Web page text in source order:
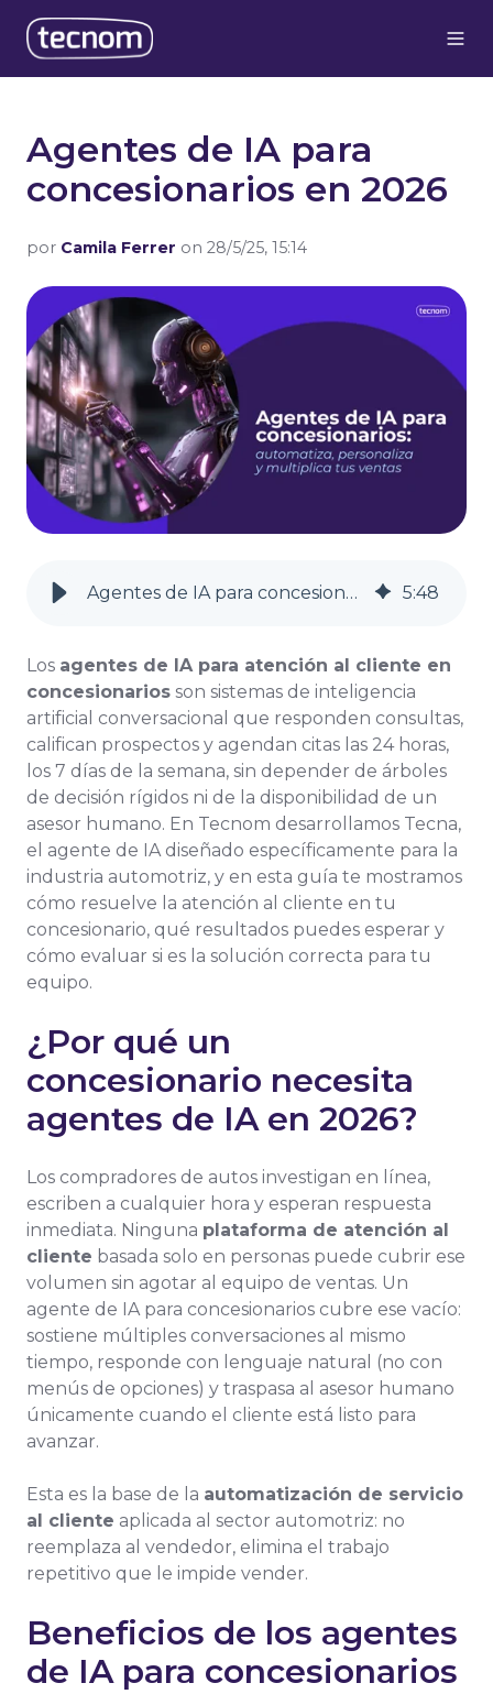
Agentes de IA para
concesionarios en 2026
por Camila Ferrer on 28/5/25, 15:14
Agentes de IA para concesionarios en 2026 5:48
Los agentes de IA para atención al cliente en
concesionarios son sistemas de inteligencia
artificial conversacional que responden consultas,
califican prospectos y agendan citas las 24 horas,
los 7 días de la semana, sin depender de árboles
de decisión rígidos ni de la disponibilidad de un
asesor humano. En Tecnom desarrollamos Tecna,
el agente de IA diseñado específicamente para la
industria automotriz, y en esta guía te mostramos
cómo resuelve la atención al cliente en tu
concesionario, qué resultados puedes esperar y
cómo evaluar si es la solución correcta para tu
equipo.
¿Por qué un
concesionario necesita
agentes de IA en 2026?
Los compradores de autos investigan en línea,
escriben a cualquier hora y esperan respuesta
inmediata. Ninguna plataforma de atención al
cliente basada solo en personas puede cubrir ese
volumen sin agotar al equipo de ventas. Un
agente de IA para concesionarios cubre ese vacío:
sostiene múltiples conversaciones al mismo
tiempo, responde con lenguaje natural (no con
menús de opciones) y traspasa al asesor humano
únicamente cuando el cliente está listo para
avanzar.
Esta es la base de la automatización de servicio
al cliente aplicada al sector automotriz: no
reemplaza al vendedor, elimina el trabajo
repetitivo que le impide vender.
Beneficios de los agentes
de IA para concesionarios